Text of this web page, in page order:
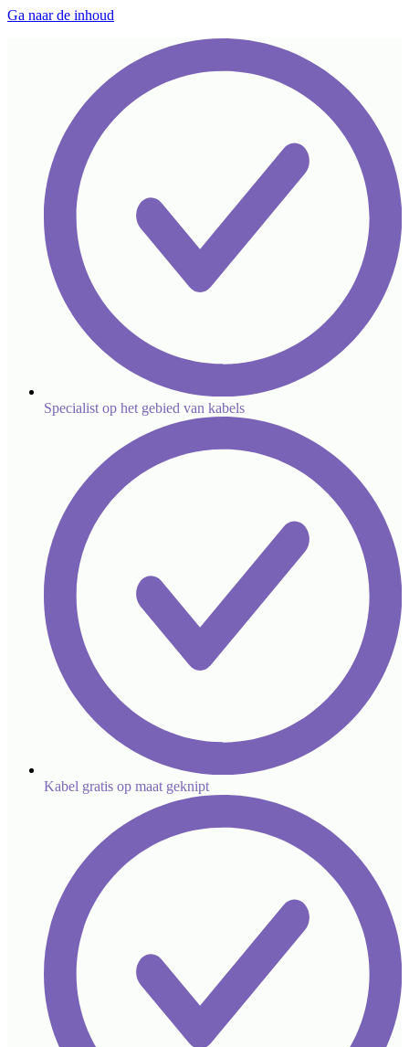
Ga naar de inhoud
Specialist op het gebied van kabels
Kabel gratis op maat geknipt